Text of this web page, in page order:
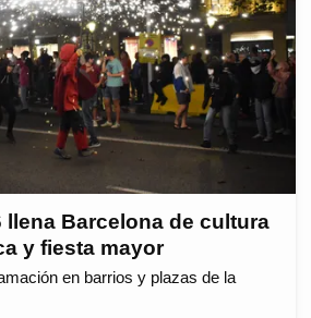
llena Barcelona de cultura
y fiesta mayor
en barrios y plazas de la